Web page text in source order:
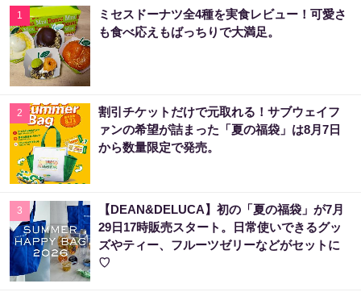
1
ミセスドーナツ全4種を実食レビュー！可愛さ
も食べ応えもばっちりで大満足。
2
割引チケットだけで元取れる！サブウェイフ
ァンの希望が詰まった「夏の福袋」は8月7日
から数量限定で発売。
3
【DEAN&DELUCA】初の「夏の福袋」が7月
29日17時販売スタート。日常使いできるグッ
ズやティー、フルーツゼリーなどがセットに
♡